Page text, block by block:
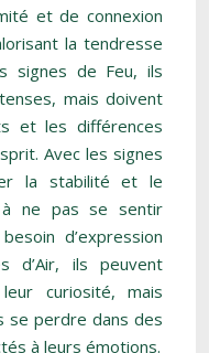
et de connexion
la tendresse
signes de Feu, ils
mais doivent
et les différences
Avec les signes
la stabilité et le
ne pas se sentir
d’expression
d’Air, ils peuvent
curiosité, mais
se perdre dans des
à leurs émotions.